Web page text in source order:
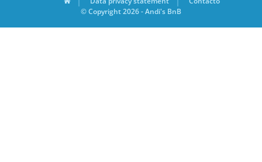
© Copyright 2026 - Andi's BnB